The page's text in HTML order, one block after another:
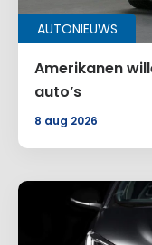
AUTONIEUWS
Amerikanen
auto’s
8 aug 2026